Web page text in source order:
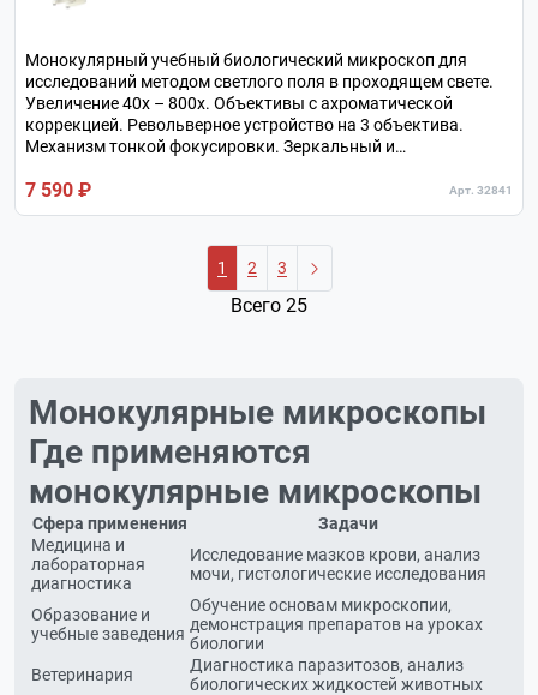
Монокулярный учебный биологический микроскоп для
исследований методом светлого поля в проходящем свете.
Увеличение 40х – 800х. Объективы с ахроматической
коррекцией. Револьверное устройство на 3 объектива.
Механизм тонкой фокусировки. Зеркальный и
7 590 ₽ Арт. 32841
1 2 3
Всего 25
Монокулярные микроскопы
Где применяются
монокулярные микроскопы
Сфера применения
Задачи
Медицина и
лабораторная
диагностика
Исследование мазков крови, анализ
мочи, гистологические исследования
Образование и
учебные заведения
Обучение основам микроскопии,
демонстрация препаратов на уроках
биологии
Ветеринария
Диагностика паразитозов, анализ
биологических жидкостей животных